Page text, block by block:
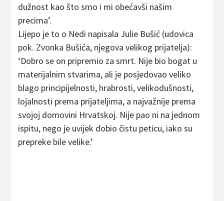
dužnost kao što smo i mi obećavši našim
precima’.
Lijepo je to o Nedi napisala Julie Bušić (udovica
pok. Zvonka Bušića, njegova velikog prijatelja):
‘Dobro se on pripremio za smrt. Nije bio bogat u
materijalnim stvarima, ali je posjedovao veliko
blago principijelnosti, hrabrosti, velikodušnosti,
lojalnosti prema prijateljima, a najvažnije prema
svojoj domovini Hrvatskoj. Nije pao ni na jednom
ispitu, nego je uvijek dobio čistu peticu, iako su
prepreke bile velike.’